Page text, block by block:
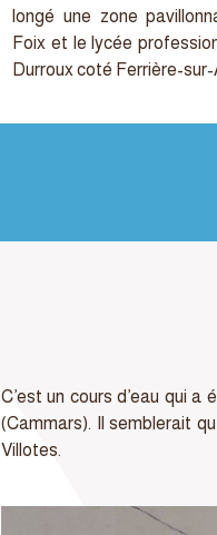
longé une zone
Foix et le lycée
Durroux coté Ferrière-sur-
C’est un cours d’eau qui
(Cammars). Il semblerait
Villotes.